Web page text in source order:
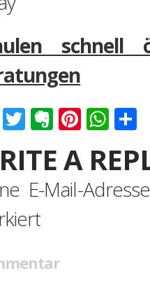
schnell
Facebook
Twitter
Evernote
A
E-Mail-